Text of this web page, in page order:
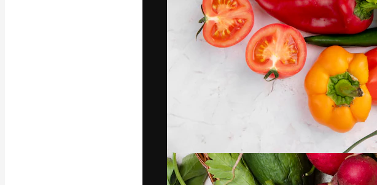
Copyright © 2010-2026Freepik Company S.L.U.